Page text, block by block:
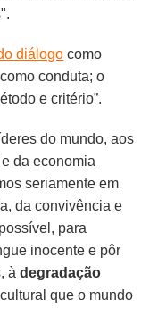
diálogo como
conduta; o
e critério”.
do mundo, aos
da economia
seriamente em
da convivência e
para
inocente e pôr
àdegradação
que o mundo